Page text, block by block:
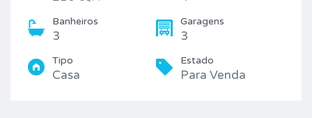
Banheiros
3
Garagens
3
Tipo
Casa
Estado
Para Venda